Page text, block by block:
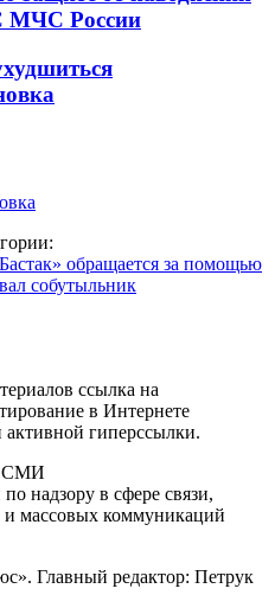
МЧС России
обращается за помощью
собутыльник
ссылка на
в Интернете
гиперссылки.
СМИ
надзору в сфере связи,
массовых коммуникаций
Главный редактор: Петрук